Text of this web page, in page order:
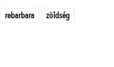
rebarbara zöldség